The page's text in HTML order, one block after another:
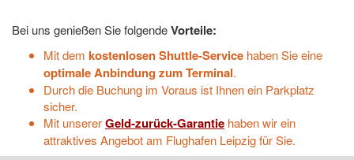
Bei uns genießen Sie folgendeVorteile:
Mit dem kostenlosen Shuttle-Service haben Sie eine
optimale Anbindung zum Terminal.
Durch die Buchung im Voraus ist Ihnen ein Parkplatz
sicher.
Mit unsererGeld-zurück-Garantie haben wir ein
attraktives Angebot am Flughafen Leipzig für Sie.